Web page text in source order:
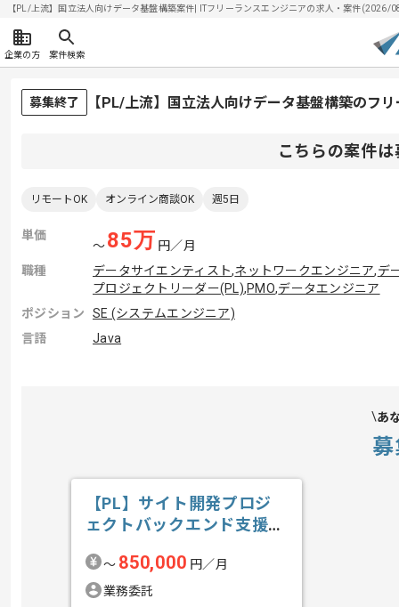
【PL/上流】国立法人向けデータ基盤構築案件| ITフリーランスエンジニアの求人・案件(2026/
企業の方 案件検索
募集終了 【PL/上流】国立法人向けデータ基盤構築のフ
こちらの案件
リモートOK オンライン商談OK 週5日
単価
〜85万 円／月
職種
データサイエンティスト,ネットワークエンジニア,デ
プロジェクトリーダー(PL),PMO,データエンジニア
ポジション
SE (システムエンジニア)
言語
Java
あ
【PL】サイト開発プロジ
ェクトバックエンド支援の
〜 850,000 円／月
業務委託